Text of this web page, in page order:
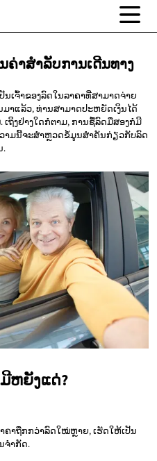
ຄ່າສຳລັບການເດີນທາງ
ເຈົ້າຂອງລົດໃນລາຄາທີ່ສາມາດຈ່າຍ
າແລ້ວ, ທ່ານສາມາດປະຫຍັດເງິນໄດ້
ຖິງຢ່າງໃດກໍ່ຕາມ, ການຊື້ລົດມືສອງກໍ່ມີ
າມນີ້ຈະສຳຫຼວດຂໍ້ມູນສຳຄັນກ່ຽວກັບລົດ
.
ຫຍັງແດ່?
ຄາຖືກກວ່າລົດໃໝ່ຫຼາຍ, ເຮັດໃຫ້ເປັນ
ຈຳກັດ.